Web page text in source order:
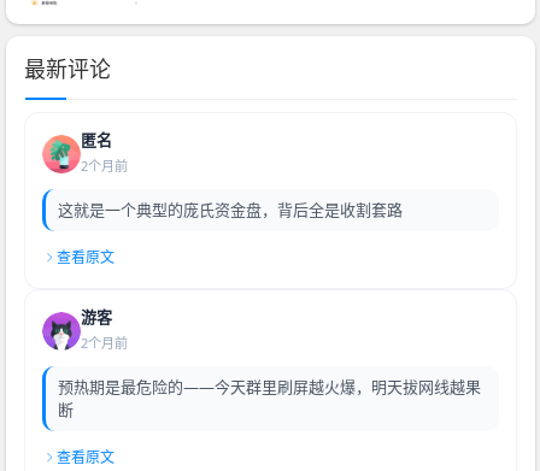
最新评论
匿名
2个月前
这就是一个典型的庞氏资金盘，背后全是收割套路
查看原文
游客
2个月前
预热期是最危险的——今天群里刷屏越火爆，明天拔网线越果
断
查看原文